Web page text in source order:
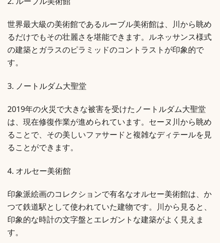
世界最大級の美術館であるルーブル美術館は、川から眺め
るだけでもその壮麗さを堪能できます。ルネッサンス様式
の建築とガラスのピラミッドのコントラストが印象的で
す。
3. ノートルダム大聖堂
2019年の火災で大きな被害を受けたノートルダム大聖堂
は、現在修復作業が進められています。セーヌ川から眺め
ることで、その美しいファサードと複雑なディテールを見
ることができます。
4. オルセー美術館
印象派絵画のコレクションで有名なオルセー美術館は、か
つて鉄道駅として使われていた建物です。川から見ると、
印象的な時計の文字盤とエレガントな建築がよく見えま
す。